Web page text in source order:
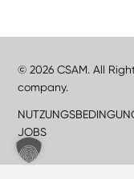
© 2026 CSAM. All
company.
JOBS